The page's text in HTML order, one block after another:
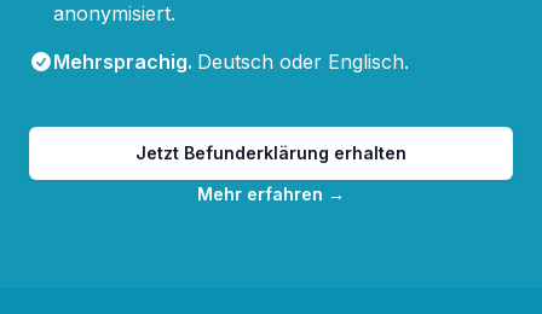
anonymisiert.
Mehrsprachig. Deutsch oder Englisch.
Jetzt Befunderklärung erhalten
Mehr erfahren →